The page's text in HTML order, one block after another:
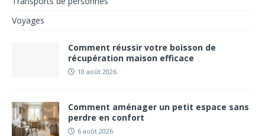
Voyages
Comment réussir votre boisson de
récupération maison efficace
10 août 2026
Comment aménager un petit espace sans
perdre en confort
6 août 2026